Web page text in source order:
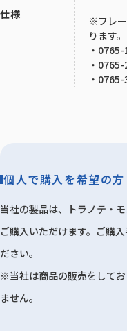
仕様
※フレ
ります。
・
・
・
個人で購入を希望の方
当社の製品は、トラノテ・
ご購入いただけます。ご購
ださい。
※当社は商品の販売をして
ません。